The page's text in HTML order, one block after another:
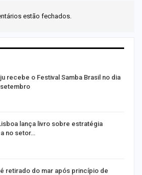
estão fechados.
recebe o Festival Samba Brasil no dia
lança livro sobre estratégia
no setor…
é retirado do mar após princípio de